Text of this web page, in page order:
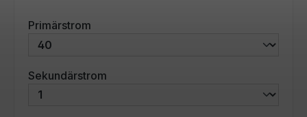
Primärstrom
Sekundärstrom